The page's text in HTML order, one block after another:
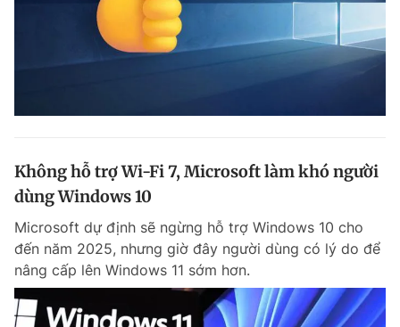
Không hỗ trợ Wi-Fi 7, Microsoft làm khó người
dùng Windows 10
Microsoft dự định sẽ ngừng hỗ trợ Windows 10 cho
đến năm 2025, nhưng giờ đây người dùng có lý do để
nâng cấp lên Windows 11 sớm hơn.